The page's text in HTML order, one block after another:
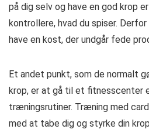
på dig selv og have en god krop
kontrollere, hvad du spiser.
have en kost, der undgår fede
Et andet punkt, som de normalt
krop, er at gå til et fitnesscenter
træningsrutiner. Træning med
med at tabe dig og styrke din